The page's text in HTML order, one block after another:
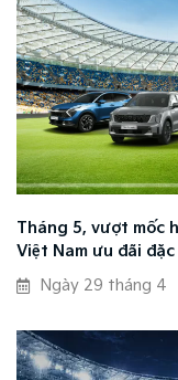
Tháng 5, vượt mốc
Việt Nam ưu đãi
Ngày 29 tháng 4